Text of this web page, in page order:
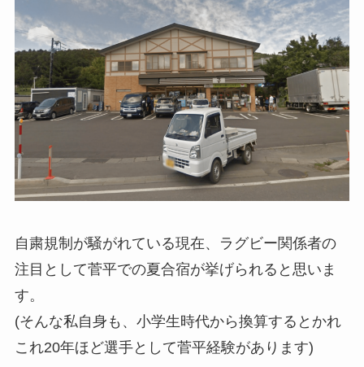
自粛規制が騒がれている現在、ラグビー関係者の
注目として菅平での夏合宿が挙げられると思いま
す。
(そんな私自身も、小学生時代から換算するとかれ
これ20年ほど選手として菅平経験があります)